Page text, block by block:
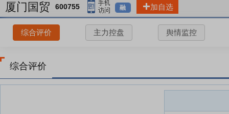
厦门国贸 600755 融 加自选
综合评价 主力控盘 舆情监控
综合评价